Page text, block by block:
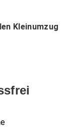
Kleinumzug